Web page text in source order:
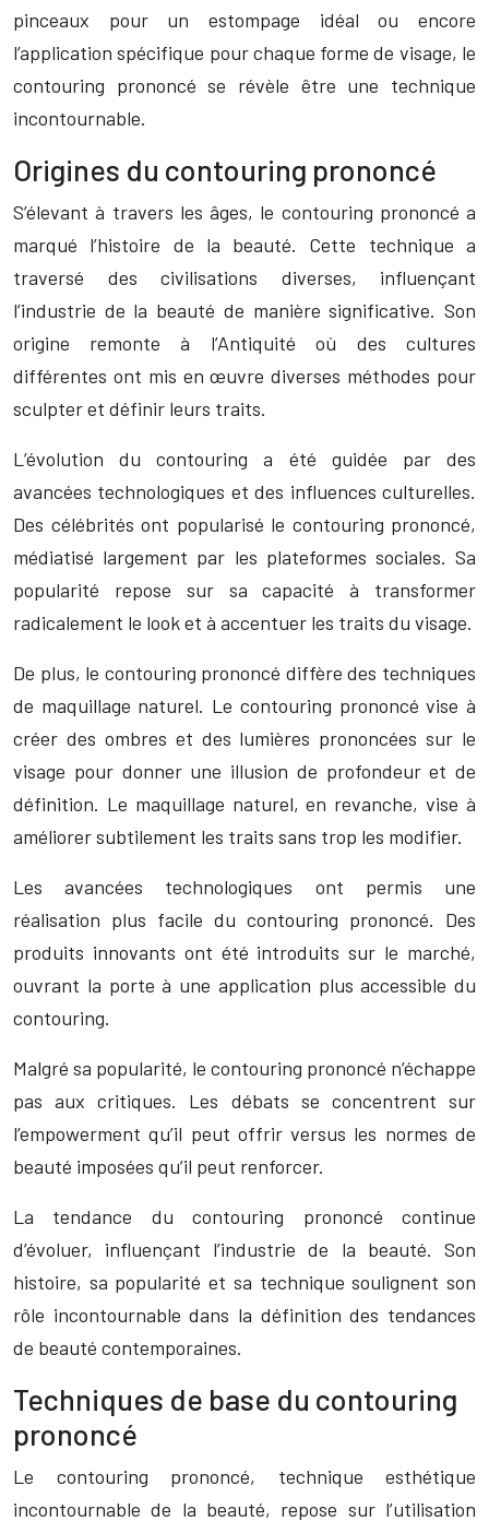
pinceaux pour un estompage idéal ou encore
l’application spécifique pour chaque forme de visage, le
contouring prononcé se révèle être une technique
incontournable.
Origines du contouring prononcé
S’élevant à travers les âges, le contouring prononcé a
marqué l’histoire de la beauté. Cette technique a
traversé des civilisations diverses, influençant
l’industrie de la beauté de manière significative. Son
origine remonte à l’Antiquité où des cultures
différentes ont mis en œuvre diverses méthodes pour
sculpter et définir leurs traits.
L’évolution du contouring a été guidée par des
avancées technologiques et des influences culturelles.
Des célébrités ont popularisé le contouring prononcé,
médiatisé largement par les plateformes sociales. Sa
popularité repose sur sa capacité à transformer
radicalement le look et à accentuer les traits du visage.
De plus, le contouring prononcé diffère des techniques
de maquillage naturel. Le contouring prononcé vise à
créer des ombres et des lumières prononcées sur le
visage pour donner une illusion de profondeur et de
définition. Le maquillage naturel, en revanche, vise à
améliorer subtilement les traits sans trop les modifier.
Les avancées technologiques ont permis une
réalisation plus facile du contouring prononcé. Des
produits innovants ont été introduits sur le marché,
ouvrant la porte à une application plus accessible du
contouring.
Malgré sa popularité, le contouring prononcé n’échappe
pas aux critiques. Les débats se concentrent sur
l’empowerment qu’il peut offrir versus les normes de
beauté imposées qu’il peut renforcer.
La tendance du contouring prononcé continue
d’évoluer, influençant l’industrie de la beauté. Son
histoire, sa popularité et sa technique soulignent son
rôle incontournable dans la définition des tendances
de beauté contemporaines.
Techniques de base du contouring
prononcé
Le contouring prononcé, technique esthétique
incontournable de la beauté, repose sur l’utilisation